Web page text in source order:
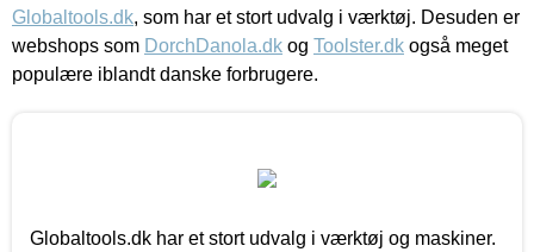
Globaltools.dk, som har et stort udvalg i værktøj. Desuden er
webshops som DorchDanola.dk og Toolster.dk også meget
populære iblandt danske forbrugere.
Globaltools.dk har et stort udvalg i værktøj og maskiner.